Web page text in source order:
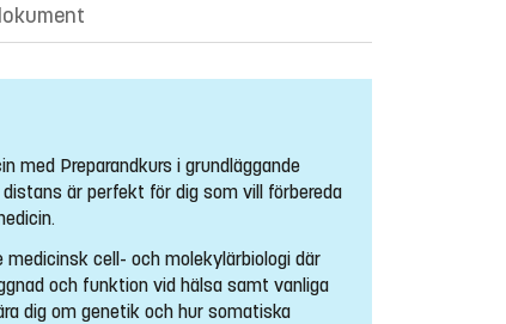
med Preparandkurs i grundläggande
är perfekt för dig som vill förbereda
medicinsk cell- och molekylärbiologi där
och funktion vid hälsa samt vanliga
dig om genetik och hur somatiska